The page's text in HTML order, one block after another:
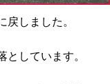
しました。
しています。